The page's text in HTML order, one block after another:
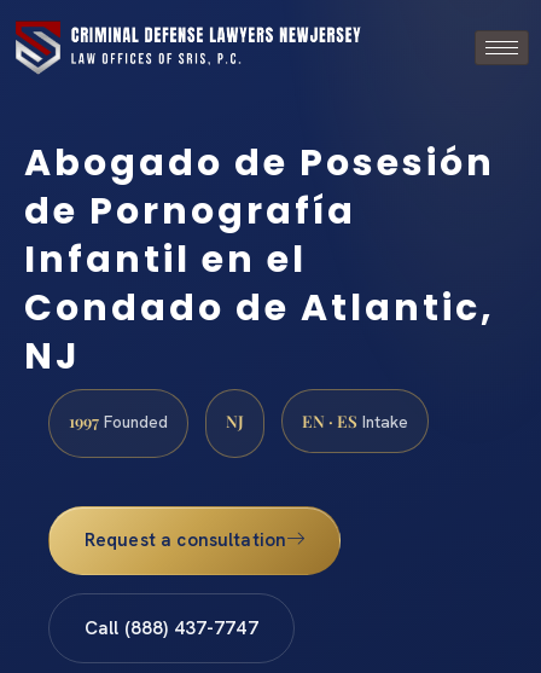
Abogado de Posesión
de Pornografía
Infantil en el
Condado de Atlantic,
NJ
1997 Founded NJ EN · ES Intake
Request a consultation
Call (888) 437-7747